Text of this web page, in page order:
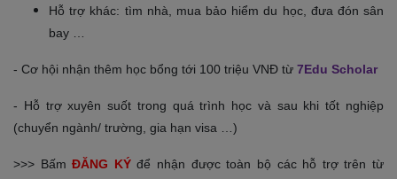
Hỗ trợ khác: tìm nhà, mua bảo hiểm du học, đưa đón sân
bay …
- Cơ hội nhận thêm học bổng tới 100 triệu VNĐ từ 7Edu Scholar
- Hỗ trợ xuyên suốt trong quá trình học và sau khi tốt nghiệp
(chuyển ngành/ trường, gia hạn visa …)
>>> BấmĐĂNG KÝđể nhận được toàn bộ các hỗ trợ trên từ